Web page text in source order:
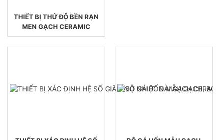
THIẾT BỊ THỬ ĐỘ BỀN RẠN
MEN GẠCH CERAMIC